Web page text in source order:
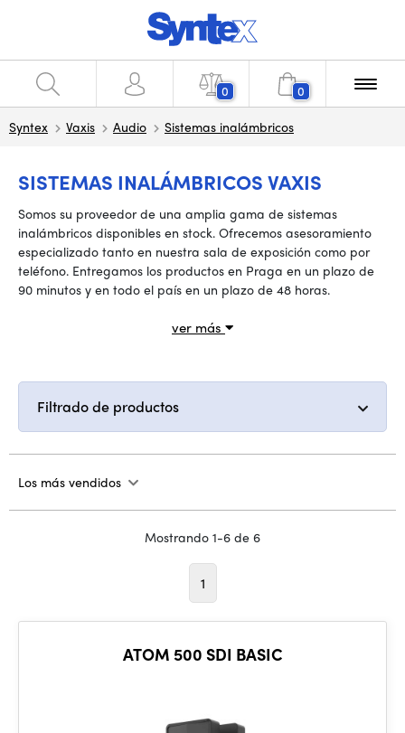
0 0
Syntex Vaxis Audio Sistemas inalámbricos
SISTEMAS INALÁMBRICOS VAXIS
Somos su proveedor de una amplia gama de sistemas
inalámbricos disponibles en stock. Ofrecemos asesoramiento
especializado tanto en nuestra sala de exposición como por
teléfono. Entregamos los productos en Praga en un plazo de
90 minutos y en todo el país en un plazo de 48 horas.
ver más
Filtrado de productos
Los más vendidos
Mostrando 1-6 de 6
1
ATOM 500 SDI BASIC